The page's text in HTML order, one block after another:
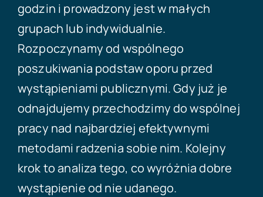
godzin i prowadzony jest w małych
grupach lub indywidualnie.
Rozpoczynamy od wspólnego
poszukiwania podstaw oporu przed
wystąpieniami publicznymi. Gdy już je
odnajdujemy przechodzimy do wspólnej
pracy nad najbardziej efektywnymi
metodami radzenia sobie nim. Kolejny
krok to analiza tego, co wyróżnia dobre
wystąpienie od nie udanego.